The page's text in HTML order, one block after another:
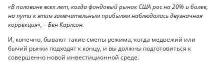
«В половине всех лет, когда фондовый рынок США рос на 20% и более,
на пути к этим замечательным прибылям наблюдалась двузначная
коррекция», – Бен Карлсон.
И, конечно, бывают такие смены режима, когда медвежий или
бычий рынки подходят к концу, и вы должны подготовиться к
совершенно новой инвестиционной среде.